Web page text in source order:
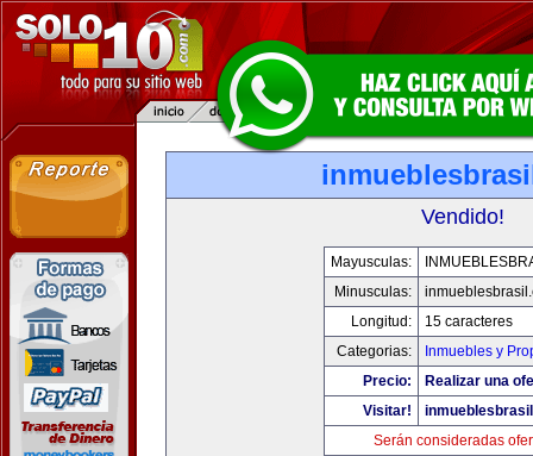
Vendido!
Mayusculas:
Minusculas:
Longitud:
15 caracteres
Categorias:
Inmuebles y
Precio:
Realizar una
Visitar!
Serán consideradas